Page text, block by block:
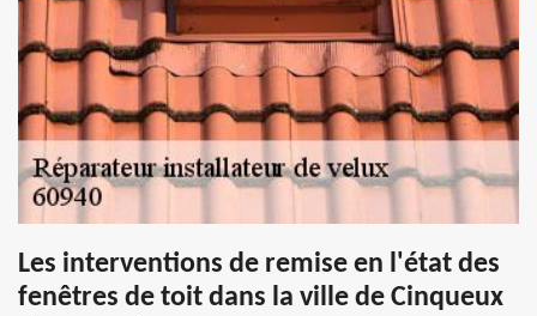
Les interventions de remise en l'état des
fenêtres de toit dans la ville de Cinqueux